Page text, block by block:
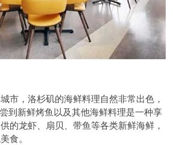
，洛杉矶的海鲜料理自然非常出色，
到新鲜烤鱼以及其他海鲜料理是一种享
的龙虾、扇贝、带鱼等各类新鲜海鲜，
食。